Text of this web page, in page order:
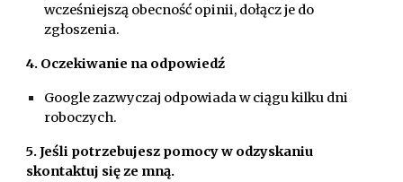
wcześniejszą obecność opinii, dołącz je do
zgłoszenia.
4. Oczekiwanie na odpowiedź
Google zazwyczaj odpowiada w ciągu kilku dni
roboczych.
5. Jeśli potrzebujesz pomocy w odzyskaniu
skontaktuj się ze mną.